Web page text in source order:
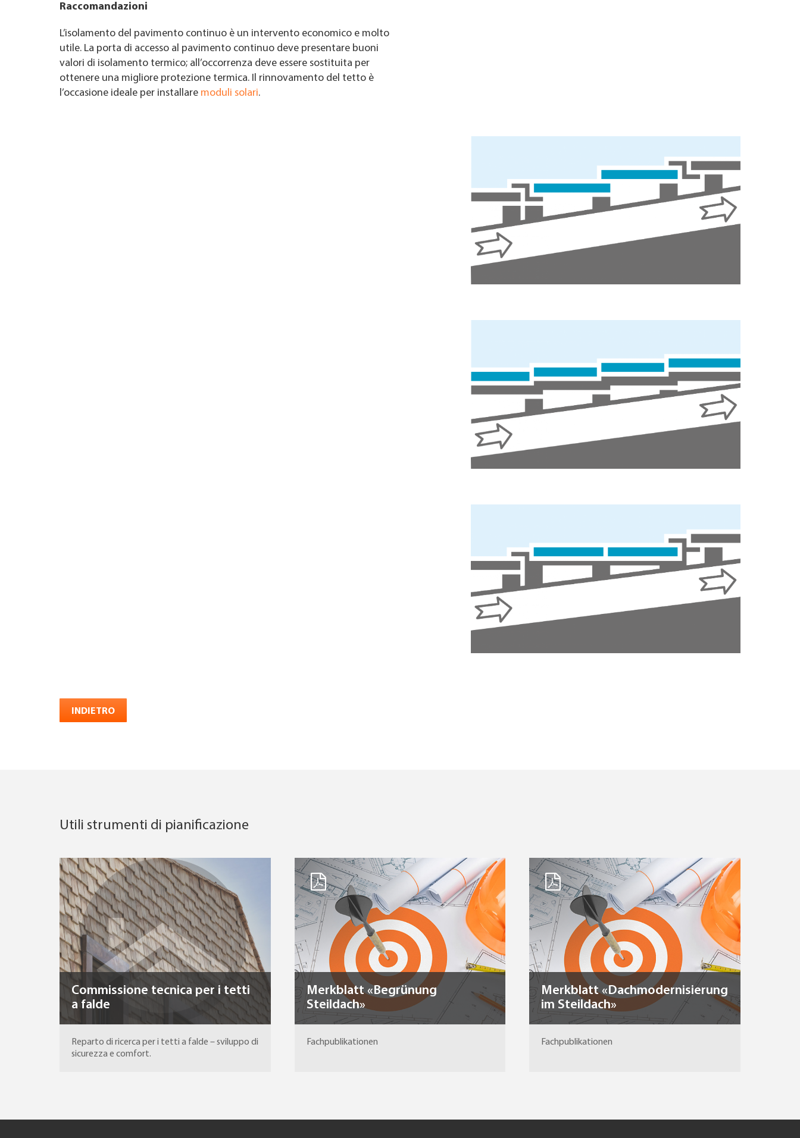
Raccomandazioni
L’isolamento del pavimento continuo è un intervento economico e molto
utile. La porta di accesso al pavimento continuo deve presentare buoni
valori di isolamento termico; all’occorrenza deve essere sostituita per
ottenere una migliore protezione termica. Il rinnovamento del tetto è
l’occasione ideale per installare moduli solari.
INDIETRO
Utili strumenti di pianificazione
Commissione tecnica per i tetti
a falde
Reparto di ricerca per i tetti a falde – sviluppo di
sicurezza e comfort.
Merkblatt «Begrünung
Steildach»
Fachpublikationen
Merkblatt «Dachmodernisierung
im Steildach»
Fachpublikationen